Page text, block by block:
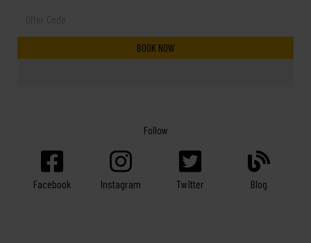
Follow
Facebook Instagram Twitter Blog